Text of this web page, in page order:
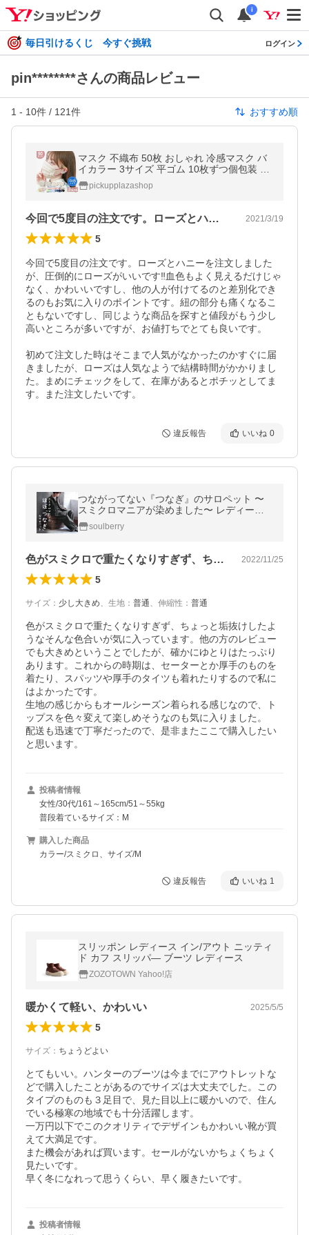
i
毎日引けるくじ 今すぐ挑戦 ログイン
pin********さんの商品レビュー
1 - 10件 / 121件 おすすめ順
マスク 不織布 50枚 おしゃれ 冷感マスク バ
イカラー 3サイズ 平ゴム 10枚ずつ個包装 血
色カラー 20枚 カラーマスク
pickupplazashop
今回で5度目の注文です。ローズとハニー… 2021/3/19
5
今回で5度目の注文です。ローズとハニーを注文しました
が、圧倒的にローズがいいです‼️血色もよく見えるだけじゃ
なく、かわいいですし、他の人が付けてるのと差別化でき
るのもお気に入りのポイントです。紐の部分も痛くなるこ
ともないですし、同じような商品を探すと値段がもう少し
高いところが多いですが、お値打ちでとても良いです。
初めて注文した時はそこまで人気がなかったのかすぐに届
きましたが、ローズは人気なようで結構時間がかかりまし
た。まめにチェックをして、在庫があるとポチッとしてま
す。また注文したいです。
違反報告 いいね 0
つながってない『つなぎ』のサロペット 〜
スミクロマニアが染めました〜 レディース
オーバーオール オールインワン ※こちらは
サロペットのみの販売です※
soulberry
色がスミクロで重たくなりすぎず、ちょっ… 2022/11/25
5
サイズ ： 少し大きめ、 生地 ： 普通、 伸縮性 ： 普通
色がスミクロで重たくなりすぎず、ちょっと垢抜けしたよ
うなそんな色合いが気に入っています。他の方のレビュー
でも大きめということでしたが、確かにゆとりはたっぷり
あります。これからの時期は、セーターとか厚手のものを
着たり、スパッツや厚手のタイツも着れたりするので私に
はよかったです。
生地の感じからもオールシーズン着られる感じなので、ト
ップスを色々変えて楽しめそうなのも気に入りました。
配送も迅速で丁寧だったので、是非またここで購入したい
と思います。
投稿者情報
女性/30代/161～165cm/51～55kg
普段着ているサイズ：M
購入した商品
カラー/スミクロ、サイズ/M
違反報告 いいね 1
スリッポン レディース イン/アウト ニッティ
ド カフ スリッパ― ブーツ レディース
ZOZOTOWN Yahoo!店
暖かくて軽い、かわいい 2025/5/5
5
サイズ ： ちょうどよい
とてもいい。ハンターのブーツは今までにアウトレットな
どで購入したことがあるのでサイズは大丈夫でした。この
タイプのものも３足目で、見た目以上に暖かいので、住ん
でいる極寒の地域でも十分活躍します。
一万円以下でこのクオリティでデザインもかわいい靴が買
えて大満足です。
また機会があれば買います。セールがないかちょくちょく
見たいです。
早く冬になれって思うくらい、早く履きたいです。
投稿者情報